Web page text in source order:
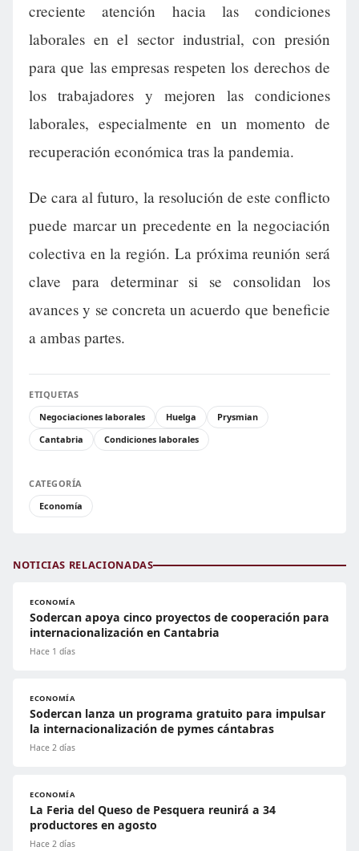
creciente atención hacia las condiciones
laborales en el sector industrial, con presión
para que las empresas respeten los derechos de
los trabajadores y mejoren las condiciones
laborales, especialmente en un momento de
recuperación económica tras la pandemia.
De cara al futuro, la resolución de este conflicto
puede marcar un precedente en la negociación
colectiva en la región. La próxima reunión será
clave para determinar si se consolidan los
avances y se concreta un acuerdo que beneficie
a ambas partes.
ETIQUETAS
Negociaciones laborales
Huelga
Prysmian
Cantabria
Condiciones laborales
CATEGORÍA
Economía
NOTICIAS RELACIONADAS
ECONOMÍA
Sodercan apoya cinco proyectos de cooperación para
internacionalización en Cantabria
Hace 1 días
ECONOMÍA
Sodercan lanza un programa gratuito para impulsar
la internacionalización de pymes cántabras
Hace 2 días
ECONOMÍA
La Feria del Queso de Pesquera reunirá a 34
productores en agosto
Hace 2 días